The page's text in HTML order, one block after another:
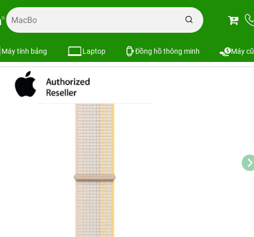
Máy tính bảng Laptop Đồng hồ thông minh Máy
Phụ kiện Apple Dây đeo Apple Watch 41mm Sport Loop